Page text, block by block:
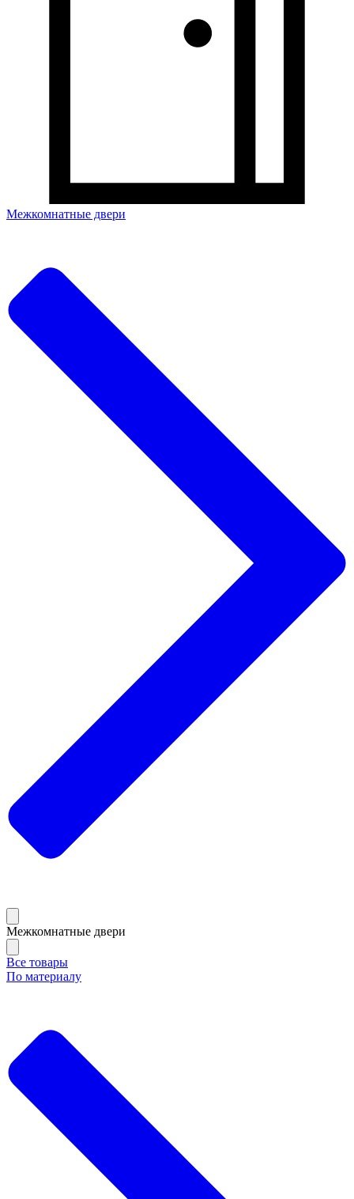
Межкомнатные двери
Межкомнатные двери
Все товары
По материалу